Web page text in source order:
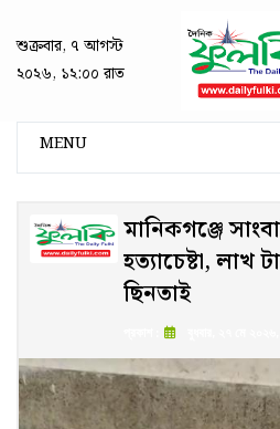
শুক্রবার, ৭ আগস্ট
২০২৬, ১২:০০ রাত
MENU
মানিকগঞ্জে
হত্যাচেষ্টা, লাখ
ছিনতাই